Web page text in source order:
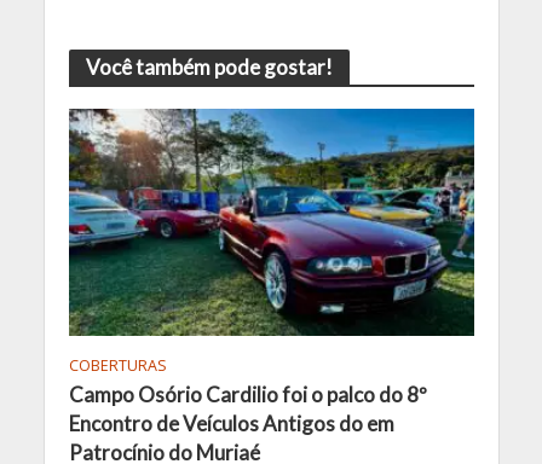
Você também pode gostar!
COBERTURAS
Campo Osório Cardilio foi o palco do 8º
Encontro de Veículos Antigos do em
Patrocínio do Muriaé